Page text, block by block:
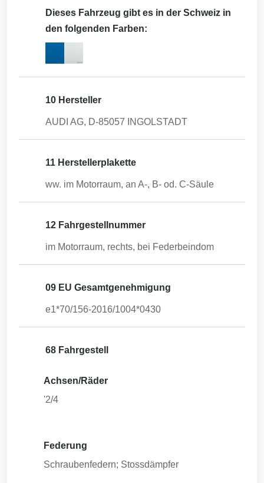
Dieses Fahrzeug gibt es in der Schweiz in
den folgenden Farben:
10 Hersteller
AUDI AG, D-85057 INGOLSTADT
11 Herstellerplakette
ww. im Motorraum, an A-, B- od. C-Säule
12 Fahrgestellnummer
im Motorraum, rechts, bei Federbeindom
09 EU Gesamtgenehmigung
e1*70/156-2016/1004*0430
68 Fahrgestell
Achsen/Räder
'2/4
Federung
Schraubenfedern; Stossdämpfer